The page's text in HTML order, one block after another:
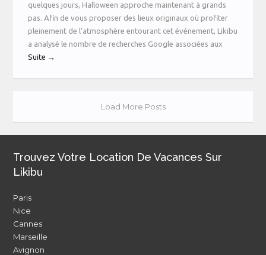
quelques jours, Halloween approche maintenant à grands
pas. Afin de vous proposer des lieux originaux où profiter
pleinement de l’atmosphère entourant cet événement, Likibu
a analysé le nombre de recherches Google associées aux
Suite →
Load More Posts
Trouvez Votre Location De Vacances Sur
Likibu
Paris
Nice
Cannes
Marseille
Avignon